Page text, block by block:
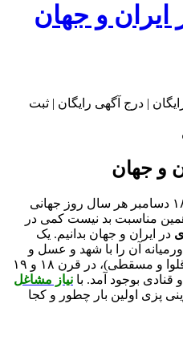
ایران و جهان
و جهان
۱۸ دسامبر هر سال روز جهانی
مناسبت بد نیست کمی در
در ایران و جهان بدانیم. یک
آن را با شهد و عسل و
انواع مغز و آجیل فراوان (انواع باقلوا و مسقطی)، در قرن ۱۸ و ۱۹
بوجود آمد. با نیاز مشاغل
پزی اولین بار چطور و کجا